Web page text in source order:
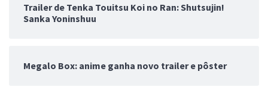
Trailer de Tenka Touitsu Koi no Ran: Shutsujin!
Sanka Yoninshuu
Megalo Box: anime ganha novo trailer e pôster